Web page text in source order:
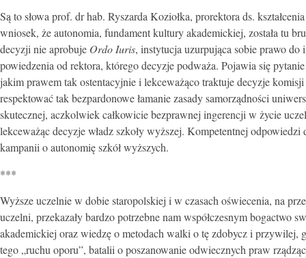
Są to słowa prof. dr hab. Ryszarda Koziołka, prorektora ds.
wniosek, że autonomia, fundament kultury akademickiej, została tu
decyzji nie aprobuje Ordo Iuris, instytucja uzurpująca sobie prawo
powiedzenia od rektora, którego decyzje podważa. Pojawia się
jakim prawem tak ostentacyjnie i lekceważąco traktuje decyzje
respektować tak bezpardonowe łamanie zasady samorządności
skutecznej, aczkolwiek całkowicie bezprawnej ingerencji w życie
lekceważąc decyzje władz szkoły wyższej. Kompetentnej
kampanii o autonomię szkół wyższych.
***
Wyższe uczelnie w dobie staropolskiej i w czasach oświecenia, na
uczelni, przekazały bardzo potrzebne nam współczesnym bogactwo
akademickiej oraz wiedzę o metodach walki o tę zdobycz i przywilej,
tego „ruchu oporu”, batalii o poszanowanie odwiecznych praw